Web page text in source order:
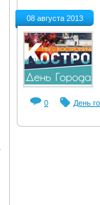
на майские
карты
08 августа 2013
0 День